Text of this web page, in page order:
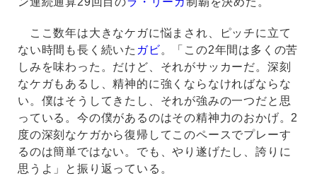
ここ数年は大きなケガに悩まされ、ピッチに立て
ない時間も長く続いた ガビ。「この2年間は多くの苦
しみを味わった。だけど、それがサッカーだ。深刻
なケガもあるし、精神的に強くならなければならな
い。僕はそうしてきたし、それが強みの一つだと思
っている。今の僕があるのはその精神力のおかげ。2
度の深刻なケガから復帰してこのペースでプレーす
るのは簡単ではない。でも、やり遂げたし、誇りに
思うよ」と振り返っている。